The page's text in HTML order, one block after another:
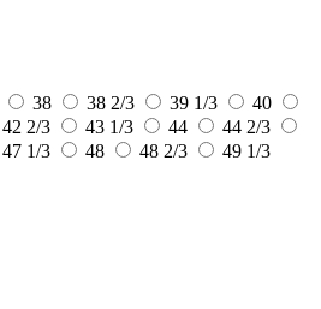
38 38 2/3 39 1/3
40
42 2/3 43 1/3 44
44 2/3
47 1/3 48 48 2/3
49 1/3